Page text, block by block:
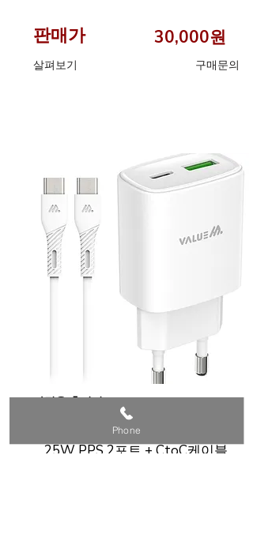
판매가 30,000원
​살펴보기 구매문의
가정용 충전기
2포트 초고속 분리형 충전기
25W PPS 2포트 + CtoC케이블
Phone